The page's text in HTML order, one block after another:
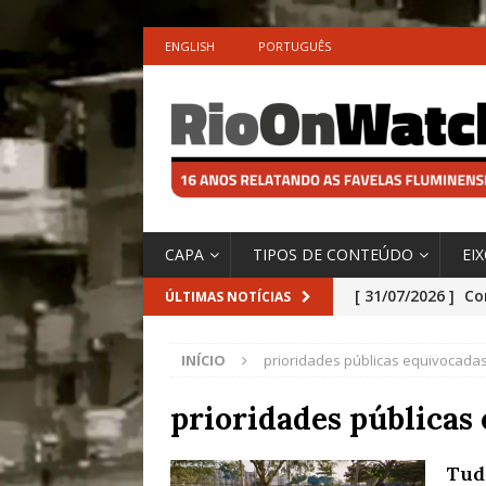
ENGLISH PORTUGUÊS
CAPA TIPOS DE CONTEÚDO
ÚLTIMAS NOTÍCIAS [ 31/07/2026 ]
[ 29/07/2026 ]
São o Cadinho
Precisamos’,
Especial do
INÍCIO prioridades públicas equivocadas
prioridades públicas